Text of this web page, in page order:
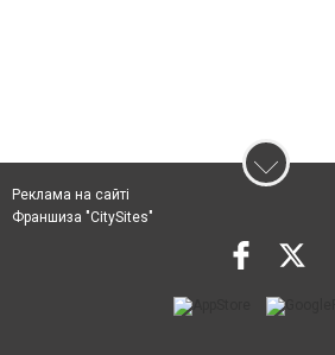
Реклама на сайті
Франшиза "CitySites"